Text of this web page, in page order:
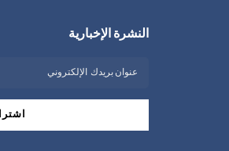
النشرة الإخبارية